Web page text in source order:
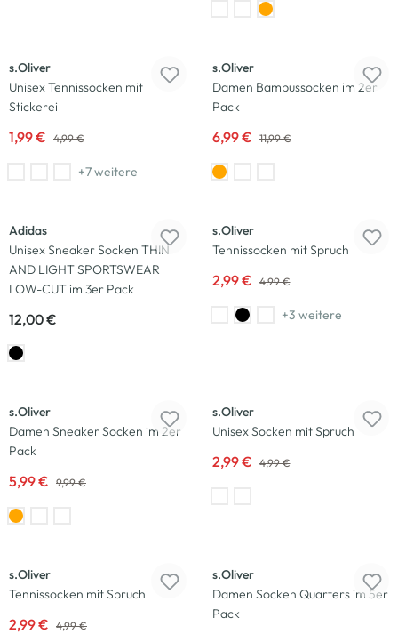
s.Oliver
Unisex Tennissocken mit
Stickerei
1,99 € 4,99 €
+7 weitere
s.Oliver
Damen Bambussocken im 2er
Pack
6,99 € 11,99 €
Adidas
Unisex Sneaker Socken THIN
AND LIGHT SPORTSWEAR
LOW-CUT im 3er Pack
12,00 €
s.Oliver
Tennissocken mit Spruch
2,99 € 4,99 €
+3 weitere
s.Oliver
Damen Sneaker Socken im 2er
Pack
5,99 € 9,99 €
s.Oliver
Unisex Socken mit Spruch
2,99 € 4,99 €
s.Oliver
Tennissocken mit Spruch
2,99 € 4,99 €
s.Oliver
Damen Socken Quarters im 5er
Pack